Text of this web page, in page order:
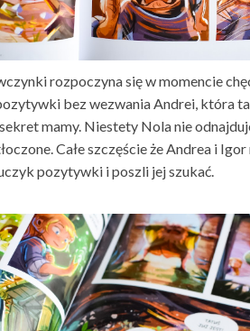
rozpoczyna się w momencie
bez wezwania Andrei, która
mamy. Niestety Nola nie
Całe szczęście że Andrea i
pozytywki i poszli jej szukać.